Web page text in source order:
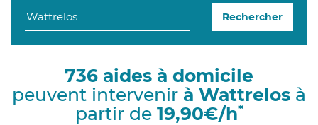
g
i
Rechercher
736 aides à domicile
peuvent intervenir à Wattrelos à
partir de 19,90€/h*